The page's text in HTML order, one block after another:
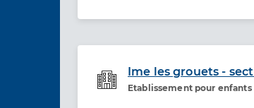
Ime les grouets -
Etablissement pour
Etablissement